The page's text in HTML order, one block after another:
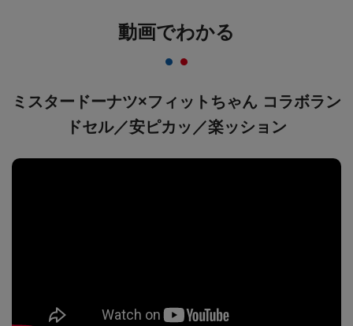
動画でわかる
ミスタードーナツ×フィットちゃん コラボラン
ドセル／安ピカッ／楽ッション